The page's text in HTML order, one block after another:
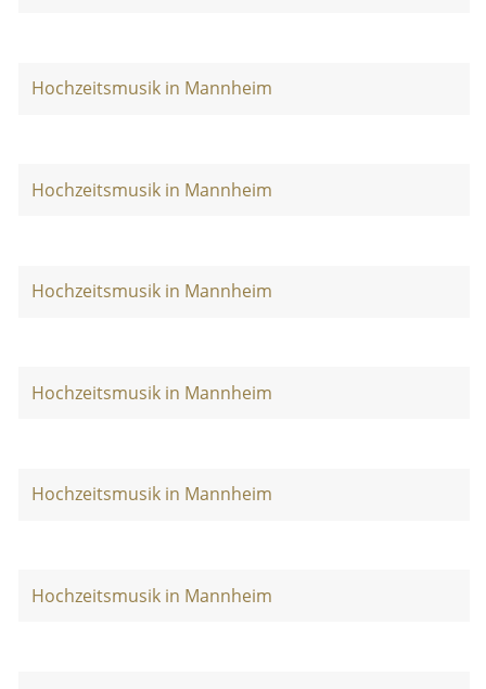
Hochzeitsmusik in Mannheim
Hochzeitsmusik in Mannheim
Hochzeitsmusik in Mannheim
Hochzeitsmusik in Mannheim
Hochzeitsmusik in Mannheim
Hochzeitsmusik in Mannheim